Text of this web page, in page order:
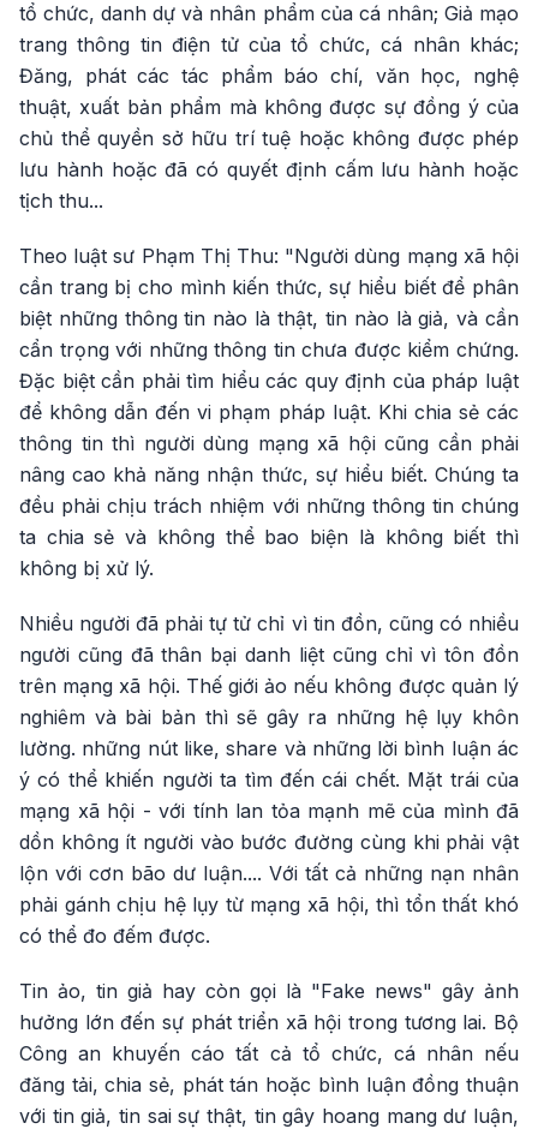
tổ chức, danh dự và nhân phẩm của cá nhân; Giả mạo
trang thông tin điện tử của tổ chức, cá nhân khác;
Đăng, phát các tác phẩm báo chí, văn học, nghệ
thuật, xuất bản phẩm mà không được sự đồng ý của
chủ thể quyền sở hữu trí tuệ hoặc không được phép
lưu hành hoặc đã có quyết định cấm lưu hành hoặc
tịch thu...
Theo luật sư Phạm Thị Thu: "Người dùng mạng xã hội
cần trang bị cho mình kiến thức, sự hiểu biết để phân
biệt những thông tin nào là thật, tin nào là giả, và cần
cẩn trọng với những thông tin chưa được kiểm chứng.
Đặc biệt cần phải tìm hiểu các quy định của pháp luật
để không dẫn đến vi phạm pháp luật. Khi chia sẻ các
thông tin thì người dùng mạng xã hội cũng cần phải
nâng cao khả năng nhận thức, sự hiểu biết. Chúng ta
đều phải chịu trách nhiệm với những thông tin chúng
ta chia sẻ và không thể bao biện là không biết thì
không bị xử lý.
Nhiều người đã phải tự tử chỉ vì tin đồn, cũng có nhiều
người cũng đã thân bại danh liệt cũng chỉ vì tôn đồn
trên mạng xã hội. Thế giới ảo nếu không được quản lý
nghiêm và bài bản thì sẽ gây ra những hệ lụy khôn
lường. những nút like, share và những lời bình luận ác
ý có thể khiến người ta tìm đến cái chết. Mặt trái của
mạng xã hội - với tính lan tỏa mạnh mẽ của mình đã
dồn không ít người vào bước đường cùng khi phải vật
lộn với cơn bão dư luận.... Với tất cả những nạn nhân
phải gánh chịu hệ lụy từ mạng xã hội, thì tổn thất khó
có thể đo đếm được.
Tin ảo, tin giả hay còn gọi là "Fake news" gây ảnh
hưởng lớn đến sự phát triển xã hội trong tương lai. Bộ
Công an khuyến cáo tất cả tổ chức, cá nhân nếu
đăng tải, chia sẻ, phát tán hoặc bình luận đồng thuận
với tin giả, tin sai sự thật, tin gây hoang mang dư luận,